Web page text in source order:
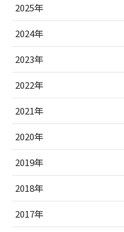
2025年
2024年
2023年
2022年
2021年
2020年
2019年
2018年
2017年